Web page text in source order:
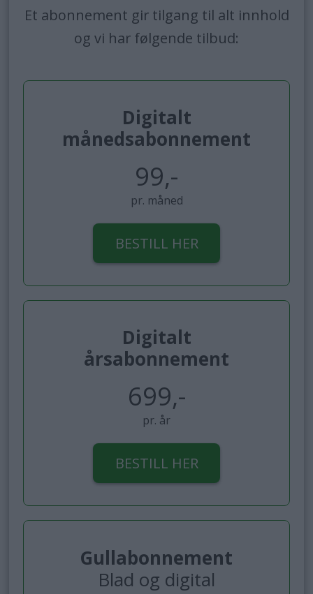
Et abonnement gir tilgang til alt innhold
og vi har følgende tilbud:
Digitalt
månedsabonnement
99,-
pr. måned
BESTILL HER
Digitalt
årsabonnement
699,-
pr. år
BESTILL HER
Gullabonnement
Blad og digital